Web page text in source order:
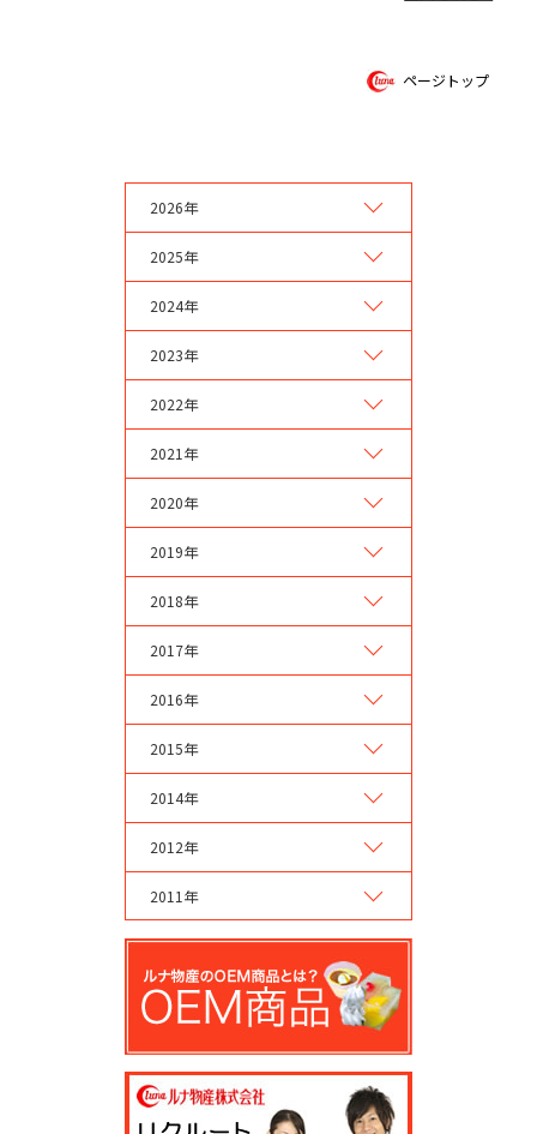
2026年
2025年
2024年
2023年
2022年
2021年
2020年
2019年
2018年
2017年
2016年
2015年
2014年
2012年
2011年
ページトップ